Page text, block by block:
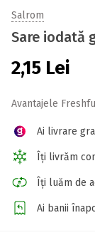
Salrom
Sare iodată
2,15 Lei
Avantajele
Ai livrare
Îți livrăm
Îți luăm de
Ai banii